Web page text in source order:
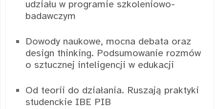
udziału w programie szkoleniowo-
badawczym
Dowody naukowe, mocna debata oraz
design thinking. Podsumowanie rozmów
o sztucznej inteligencji w edukacji
Od teorii do działania. Ruszają praktyki
studenckie IBE PIB